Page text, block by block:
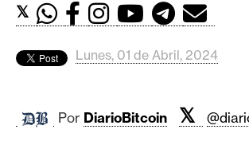
d
s
B
𝕏
Lunes, 01 de Abril, 2024
Por DiarioBitcoin 𝕏